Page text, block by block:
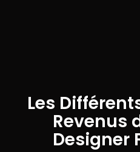
Les
Revenus
Designer